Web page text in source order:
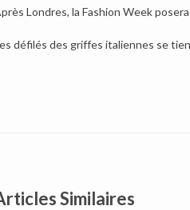
Londres, la Fashion Week
défilés des griffes italiennes se
Similaires